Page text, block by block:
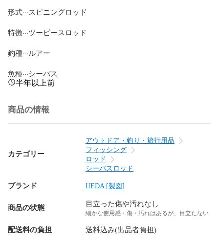
形式···スピニングロッド
特徴···ツーピースロッド
釣種···ルアー
魚種···シーバス
半年以上前
商品の情報
カテゴリー
アウトドア・釣り・旅行用品
フィッシング
ロッド
シーバスロッド
ブランド UEDA [製図]
商品の状態 目立った傷や汚れなし
細かな使用感・傷・汚れはあるが、目立たない
配送料の負担 送料込み(出品者負担)